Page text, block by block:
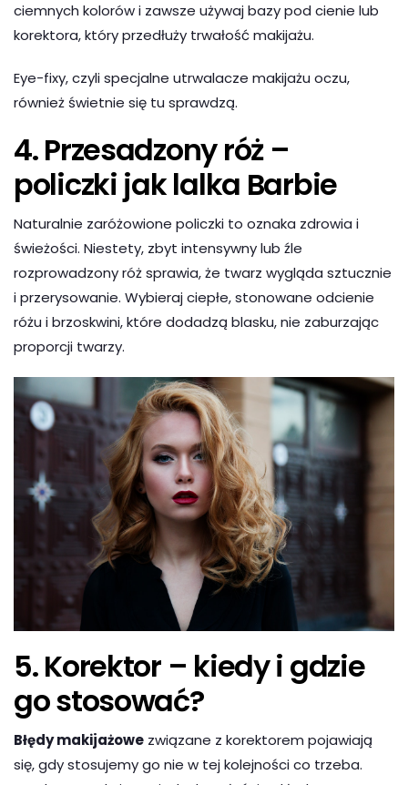
ciemnych kolorów i zawsze używaj bazy pod cienie lub
korektora, który przedłuży trwałość makijażu.
Eye-fixy, czyli specjalne utrwalacze makijażu oczu,
również świetnie się tu sprawdzą.
4. Przesadzony róż –
policzki jak lalka Barbie
Naturalnie zaróżowione policzki to oznaka zdrowia i
świeżości. Niestety, zbyt intensywny lub źle
rozprowadzony róż sprawia, że twarz wygląda sztucznie
i przerysowanie. Wybieraj ciepłe, stonowane odcienie
różu i brzoskwini, które dodadzą blasku, nie zaburzając
proporcji twarzy.
5. Korektor – kiedy i gdzie
go stosować?
Błędy makijażowe związane z korektorem pojawiają
się, gdy stosujemy go nie w tej kolejności co trzeba.